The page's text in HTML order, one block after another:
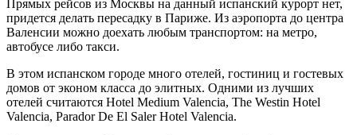
Прямых рейсов из Москвы на данный испанский курорт нет,
придется делать пересадку в Париже. Из аэропорта до центра
Валенсии можно доехать любым транспортом: на метро,
автобусе либо такси.
В этом испанском городе много отелей, гостиниц и гостевых
домов от эконом класса до элитных. Одними из лучших
отелей считаются Hotel Medium Valencia, The Westin Hotel
Valencia, Parador De El Saler Hotel Valencia.